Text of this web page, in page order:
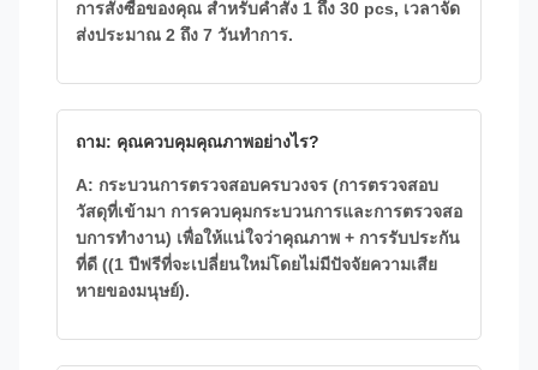
การสั่งซื้อของคุณ สําหรับคําสั่ง 1 ถึง 30 pcs, เวลาจัด
ส่งประมาณ 2 ถึง 7 วันทําการ.
ถาม: คุณควบคุมคุณภาพอย่างไร?
A: กระบวนการตรวจสอบครบวงจร (การตรวจสอบ
วัสดุที่เข้ามา การควบคุมกระบวนการและการตรวจสอ
บการทํางาน) เพื่อให้แน่ใจว่าคุณภาพ + การรับประกัน
ที่ดี ((1 ปีฟรีที่จะเปลี่ยนใหม่โดยไม่มีปัจจัยความเสีย
หายของมนุษย์).